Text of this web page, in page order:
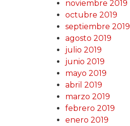
noviembre 2019
octubre 2019
septiembre 2019
agosto 2019
julio 2019
junio 2019
mayo 2019
abril 2019
marzo 2019
febrero 2019
enero 2019